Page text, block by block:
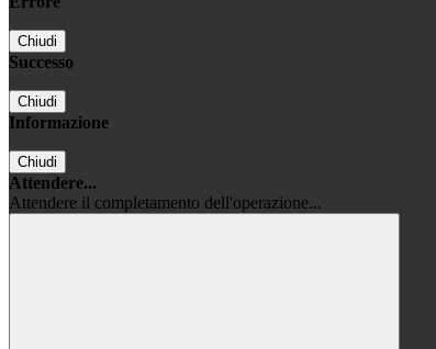
Chiudi
Successo
Chiudi
Informazione
Chiudi
Attendere...
Attendere il completamento dell'operazione...